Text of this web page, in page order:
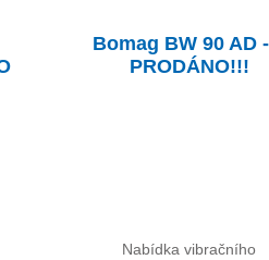
Bomag BW 90 AD
PRODÁNO!!!
Nabídka vibračního